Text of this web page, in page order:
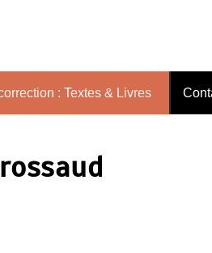
: Textes & Livres